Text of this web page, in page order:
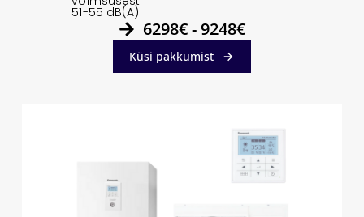
51-55 dB(A)
6298€ - 9248€
Küsi pakkumist